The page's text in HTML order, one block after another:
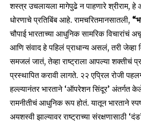
शस्त्र उचलायला मागेपुढे न पाहणारे श्रीराम, हे
धोरणाचे प्रतिबिंब आहे. रामचरितमानसातली,
चौपाई भारताच्या आधुनिक सामरिक विचारांचं
आणि संवाद हे पहिलं प्राधान्य असलं, तरी जेव्हा
समजलं जातं, तेव्हा राष्ट्राला आपल्या शक्तीचं
प्रस्थापित करावी लागते. २२ एप्रिल रोजी
हल्ल्यानंतर भारताने ‘ऑपरेशन सिंदूर’ अंतर्गत
रामनीतीचं आधुनिक रूप होतं. यातून भारताने
अयशस्वी झाल्यावर राष्ट्राच्या संरक्षणासाठी